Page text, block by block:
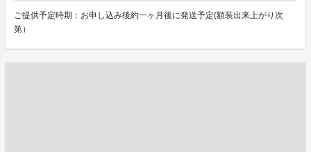
ご提供予定時期：お申し込み後約一ヶ月後に発送予定(額装出来上がり次
第）